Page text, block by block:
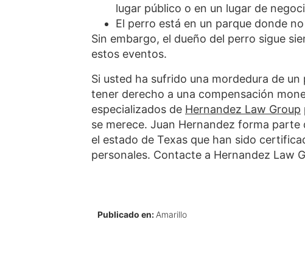
lugar público o en un lugar de
El perro está en un parque donde
Sin embargo, el dueño del perro sigue
estos eventos.
Si usted ha sufrido una mordedura de un
tener derecho a una compensación
especializados de Hernandez Law Group
se merece. Juan Hernandez forma parte
el estado de Texas que han sido
personales. Contacte a Hernandez Law
Publicado en: Amarillo